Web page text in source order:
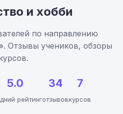
и хобби
по направлению
Отзывы учеников, обзоры
5.0
рейтинг
34
отзывов
7
курсов